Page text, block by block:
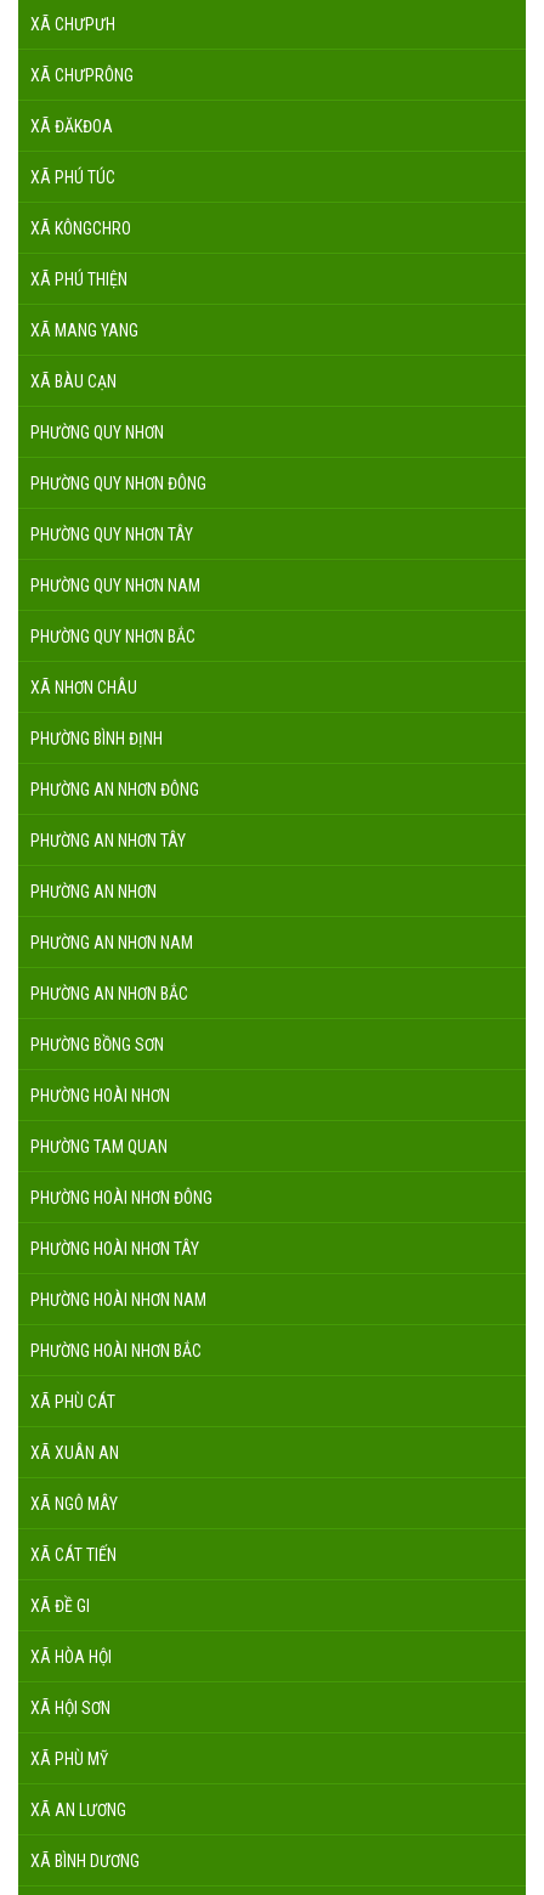
XÃ CHƯPƯH
XÃ CHƯPRÔNG
XÃ ĐĂKĐOA
XÃ PHÚ TÚC
XÃ KÔNGCHRO
XÃ PHÚ THIỆN
XÃ MANG YANG
XÃ BÀU CẠN
PHƯỜNG QUY NHƠN
PHƯỜNG QUY NHƠN ĐÔNG
PHƯỜNG QUY NHƠN TÂY
PHƯỜNG QUY NHƠN NAM
PHƯỜNG QUY NHƠN BẮC
XÃ NHƠN CHÂU
PHƯỜNG BÌNH ĐỊNH
PHƯỜNG AN NHƠN ĐÔNG
PHƯỜNG AN NHƠN TÂY
PHƯỜNG AN NHƠN
PHƯỜNG AN NHƠN NAM
PHƯỜNG AN NHƠN BẮC
PHƯỜNG BỒNG SƠN
PHƯỜNG HOÀI NHƠN
PHƯỜNG TAM QUAN
PHƯỜNG HOÀI NHƠN ĐÔNG
PHƯỜNG HOÀI NHƠN TÂY
PHƯỜNG HOÀI NHƠN NAM
PHƯỜNG HOÀI NHƠN BẮC
XÃ PHÙ CÁT
XÃ XUÂN AN
XÃ NGÔ MÂY
XÃ CÁT TIẾN
XÃ ĐỀ GI
XÃ HÒA HỘI
XÃ HỘI SƠN
XÃ PHÙ MỸ
XÃ AN LƯƠNG
XÃ BÌNH DƯƠNG